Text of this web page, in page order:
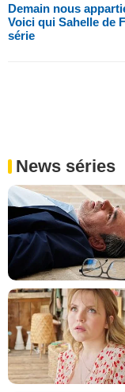
Demain nous
Voici qui Sahelle de
série
News séries